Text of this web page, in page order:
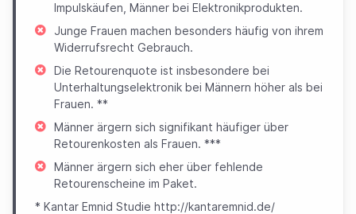
Impulskäufen, Männer bei Elektronikprodukten.
Junge Frauen machen besonders häufig von ihrem
Widerrufsrecht Gebrauch.
Die Retourenquote ist insbesondere bei
Unterhaltungselektronik bei Männern höher als bei
Frauen. **
Männer ärgern sich signifikant häufiger über
Retourenkosten als Frauen. ***
Männer ärgern sich eher über fehlende
Retourenscheine im Paket.
* Kantar Emnid Studie http://kantaremnid.de/